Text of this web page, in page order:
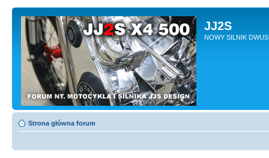
JJ2S
NOWY SILNIK
Strona główna forum